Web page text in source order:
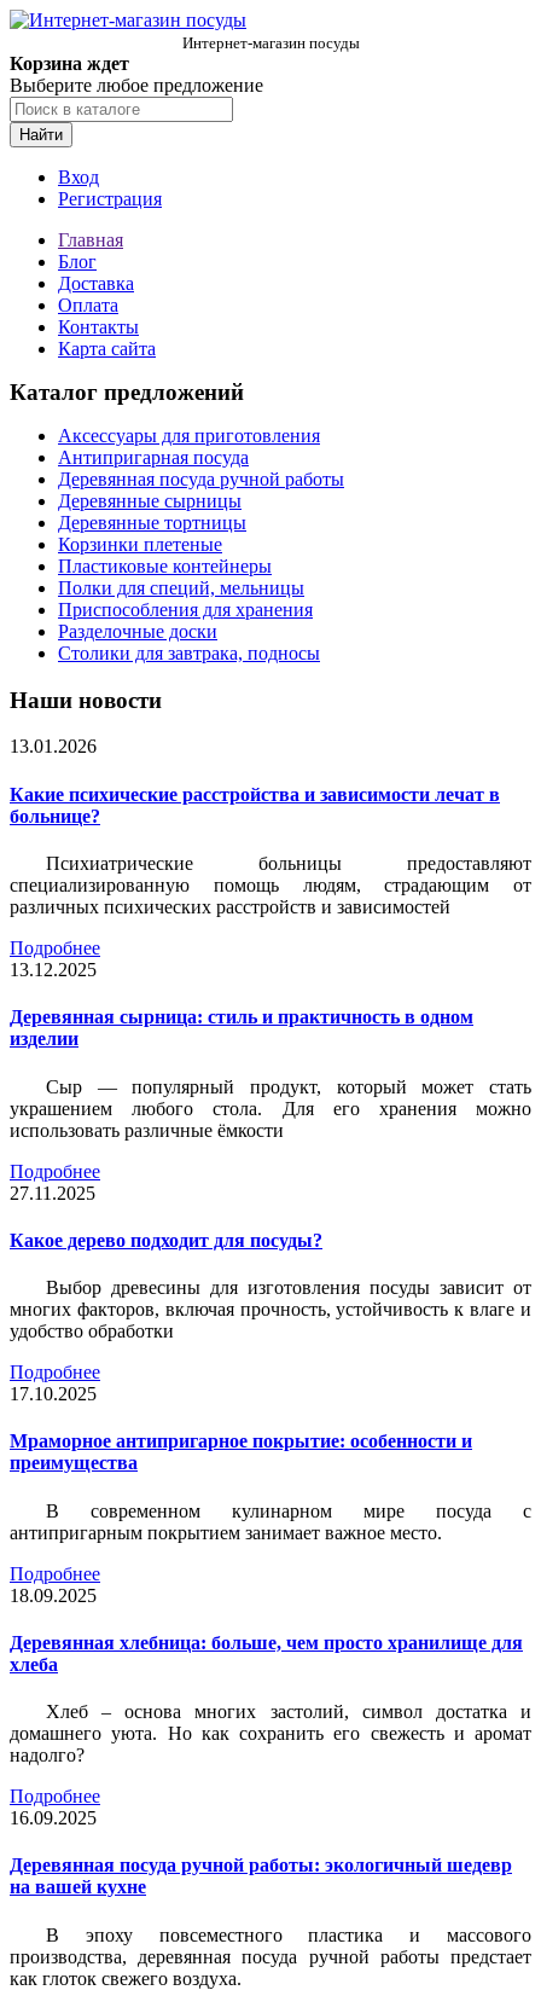
Интернет-магазин посуды
Корзина ждет
Выберите любое предложение
Найти
Вход
Регистрация
Главная
Блог
Доставка
Оплата
Контакты
Карта сайта
Каталог предложений
Аксессуары для приготовления
Антипригарная посуда
Деревянная посуда ручной работы
Деревянные сырницы
Деревянные тортницы
Корзинки плетеные
Пластиковые контейнеры
Полки для специй, мельницы
Приспособления для хранения
Разделочные доски
Столики для завтрака, подносы
Наши новости
13.01.2026
Какие психические расстройства и зависимости лечат в
больнице?
Психиатрические больницы предоставляют
специализированную помощь людям, страдающим от
различных психических расстройств и зависимостей
Подробнее
13.12.2025
Деревянная сырница: стиль и практичность в одном
изделии
Сыр — популярный продукт, который может стать
украшением любого стола. Для его хранения можно
использовать различные ёмкости
Подробнее
27.11.2025
Какое дерево подходит для посуды?
Выбор древесины для изготовления посуды зависит от
многих факторов, включая прочность, устойчивость к влаге и
удобство обработки
Подробнее
17.10.2025
Мраморное антипригарное покрытие: особенности и
преимущества
В современном кулинарном мире посуда с
антипригарным покрытием занимает важное место.
Подробнее
18.09.2025
Деревянная хлебница: больше, чем просто хранилище для
хлеба
Хлеб – основа многих застолий, символ достатка и
домашнего уюта. Но как сохранить его свежесть и аромат
надолго?
Подробнее
16.09.2025
Деревянная посуда ручной работы: экологичный шедевр
на вашей кухне
В эпоху повсеместного пластика и массового
производства, деревянная посуда ручной работы предстает
как глоток свежего воздуха.